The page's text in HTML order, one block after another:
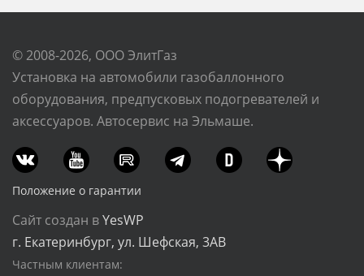
© 2008-2026, ООО ЭлитГаз
Установка на автомобили газобаллонного
оборудования, предпусковых подогревателей и
аксессуаров. Автосервис на Эльмаше.
Положение о гарантии
Сайт создан вYesWP
г. Екатеринбург, ул. Шефская, 3АВ
Частным клиентам: